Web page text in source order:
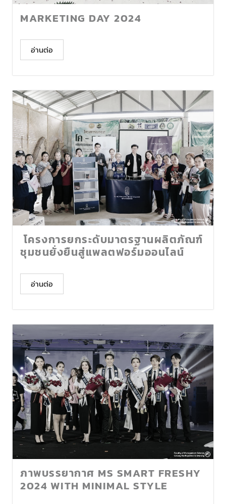
MARKETING DAY 2024
อ่านต่อ
โครงการยกระดับมาตรฐานผลิตภัณฑ์
ชุมชนยั่งยืนสู่แพลตฟอร์มออนไลน์
อ่านต่อ
ภาพบรรยากาศ MS SMART FRESHY
2024 WITH MINIMAL STYLE